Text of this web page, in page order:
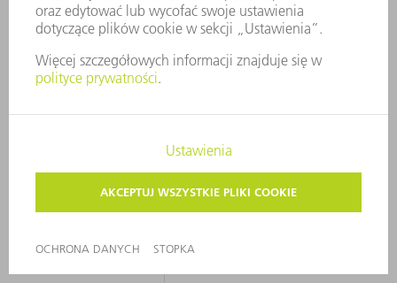
DŁUGOŚĆ 2104 mm
342 mm